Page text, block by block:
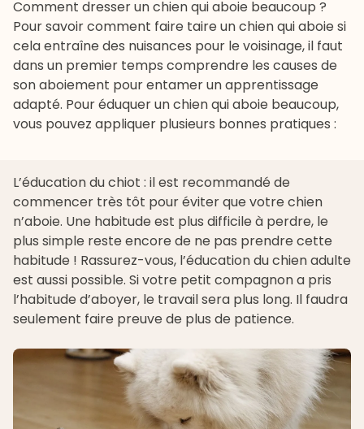
Comment dresser un chien qui aboie beaucoup ?
Pour savoir comment faire taire un chien qui aboie si
cela entraîne des nuisances pour le voisinage, il faut
dans un premier temps comprendre les causes de
son aboiement pour entamer un apprentissage
adapté. Pour éduquer un chien qui aboie beaucoup,
vous pouvez appliquer plusieurs bonnes pratiques :
L’éducationdu chiot : il est recommandé de
commencer très tôt pour éviter que votre chien
n’aboie. Une habitude est plus difficile à perdre, le
plus simple reste encore de ne pas prendre cette
habitude ! Rassurez-vous, l’éducation du chien adulte
est aussi possible. Si votre petit compagnon a pris
l’habitude d’aboyer, le travail sera plus long. Il faudra
seulement faire preuve de plus de patience.